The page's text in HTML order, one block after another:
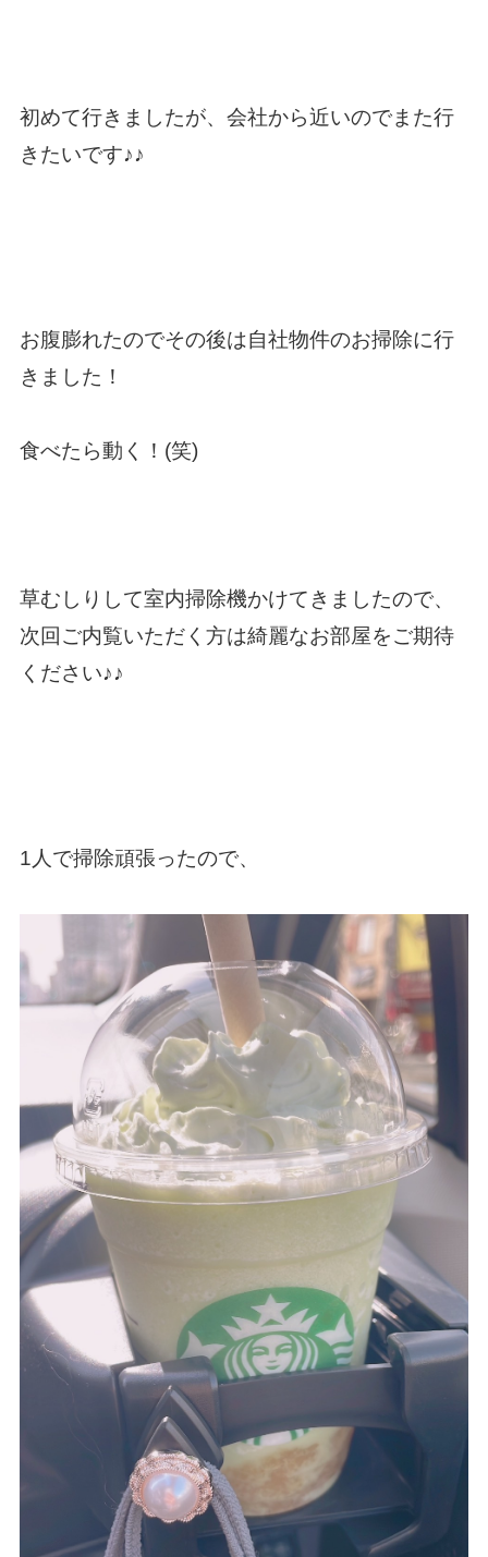
初めて行きましたが、会社から近いのでまた行
きたいです♪♪
お腹膨れたのでその後は自社物件のお掃除に行
きました！
食べたら動く！(笑)
草むしりして室内掃除機かけてきましたので、
次回ご内覧いただく方は綺麗なお部屋をご期待
ください♪♪
1人で掃除頑張ったので、